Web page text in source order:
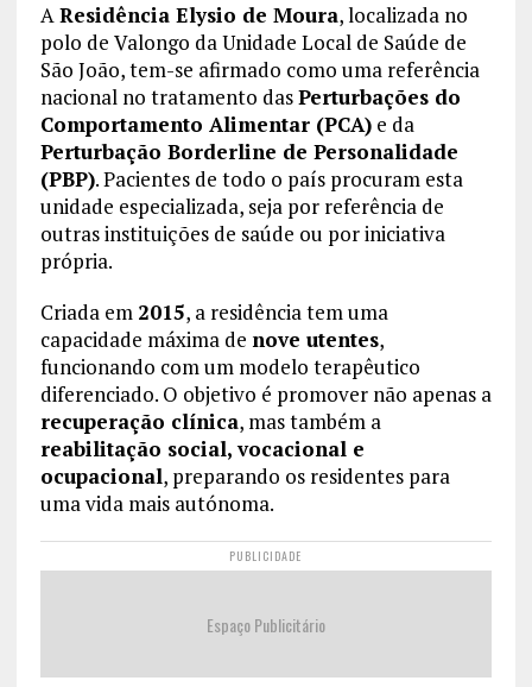
AResidência Elysio de Moura, localizada no
polo de Valongo da Unidade Local de Saúde de
São João, tem-se afirmado como uma referência
nacional no tratamento dasPerturbações do
Comportamento Alimentar (PCA)e da
Perturbação Borderline de Personalidade
(PBP). Pacientes de todo o país procuram esta
unidade especializada, seja por referência de
outras instituições de saúde ou por iniciativa
própria.
Criada em 2015, a residência tem uma
capacidade máxima de nove utentes,
funcionando com um modelo terapêutico
diferenciado. O objetivo é promover não apenas a
recuperação clínica, mas também a
reabilitação social, vocacional e
ocupacional, preparando os residentes para
uma vida mais autónoma.
PUBLICIDADE
Espaço Publicitário